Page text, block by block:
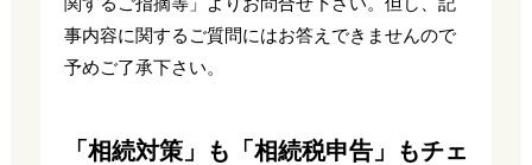
事内容に関するご質問にはお答えできませんので
予めご了承下さい。
「相続対策」も「相続税申告」もチェ